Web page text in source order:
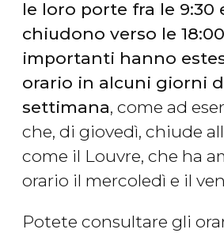
le loro porte fra le 9:30
chiudono verso le
importanti hanno
orario in alcuni giorni
settimana, come ad
che, di giovedì, chiude
come il Louvre, che ha
orario il mercoledì e il
Potete consultare gli